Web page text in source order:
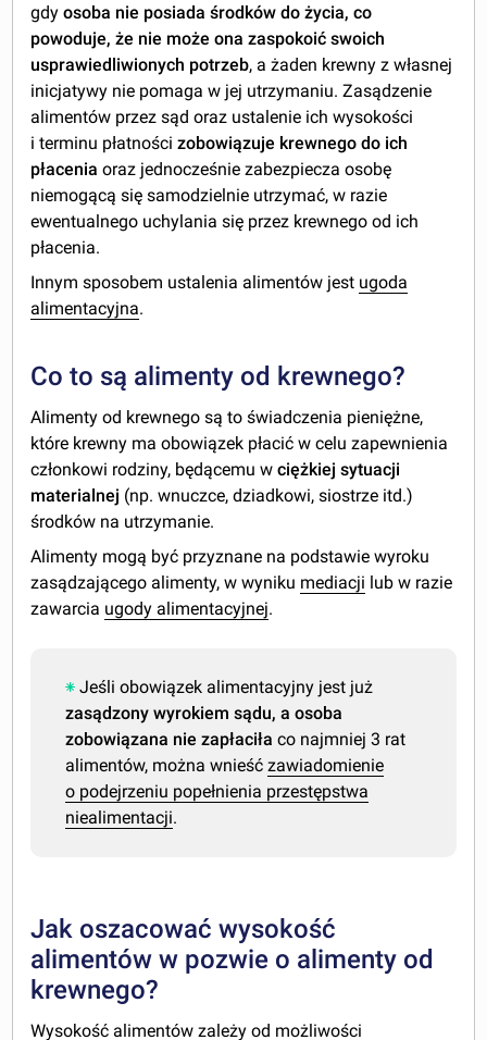
gdyosoba nie posiada środków do życia, co
powoduje, że nie może ona zaspokoić swoich
usprawiedliwionych potrzeb, a żaden krewny z własnej
inicjatywy nie pomaga w jej utrzymaniu. Zasądzenie
alimentów przez sąd oraz ustalenie ich wysokości
i terminu płatnościzobowiązuje krewnego do ich
płacenia oraz jednocześnie zabezpiecza osobę
niemogącą się samodzielnie utrzymać, w razie
ewentualnego uchylania się przez krewnego od ich
płacenia.
Innym sposobem ustalenia alimentów jest ugoda
alimentacyjna.
Co to są alimenty od krewnego?
Alimenty od krewnego są to świadczenia pieniężne,
które krewny ma obowiązek płacić w celu zapewnienia
członkowi rodziny, będącemu wciężkiej sytuacji
materialnej (np. wnuczce, dziadkowi, siostrze itd.)
środków na utrzymanie.
Alimenty mogą być przyznane na podstawie wyroku
zasądzającego alimenty, w wyniku mediacji lub w razie
zawarcia ugody alimentacyjnej.
Jeśli obowiązek alimentacyjny jest już
zasądzony wyrokiem sądu, a osoba
zobowiązana nie zapłaciła co najmniej 3 rat
alimentów, można wnieśćzawiadomienie
o podejrzeniu popełnienia przestępstwa
niealimentacji.
Jak oszacować wysokość
alimentów w pozwie o alimenty od
krewnego?
Wysokość alimentów zależy od możliwości